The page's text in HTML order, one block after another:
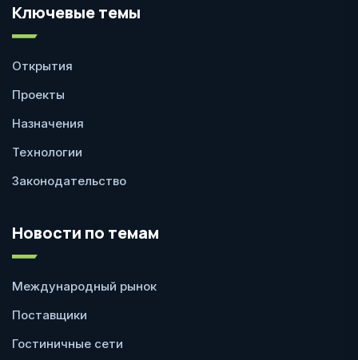
Ключевые темы
Открытия
Проекты
Назначения
Технологии
Законодательство
Новости по темам
Международный рынок
Поставщики
Гостиничные сети